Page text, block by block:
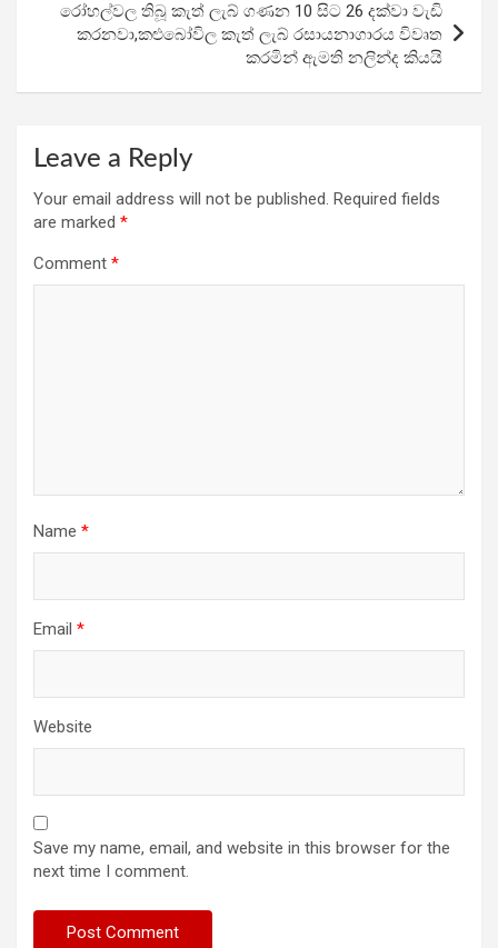
රෝහල්වල තිබූ කැත් ලැබ් ගණන 10 සිට 26 දක්වා වැඩි
කරනවා,කළුබෝවිල කැත් ලැබ් රසායනාගාරය විවෘත
කරමින් ඇමති නලින්ද කියයි
Leave a Reply
Your email address will not be published. Required fields
are marked *
Comment *
Name *
Email *
Website
Save my name, email, and website in this browser for the
next time I comment.